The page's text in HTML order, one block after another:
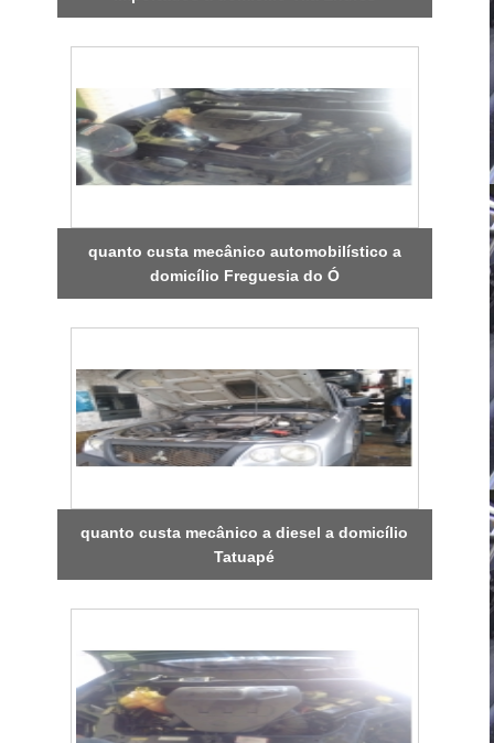
quanto custa mecânico automobilístico a
domicílio Freguesia do Ó
quanto custa mecânico a diesel a domicílio
Tatuapé